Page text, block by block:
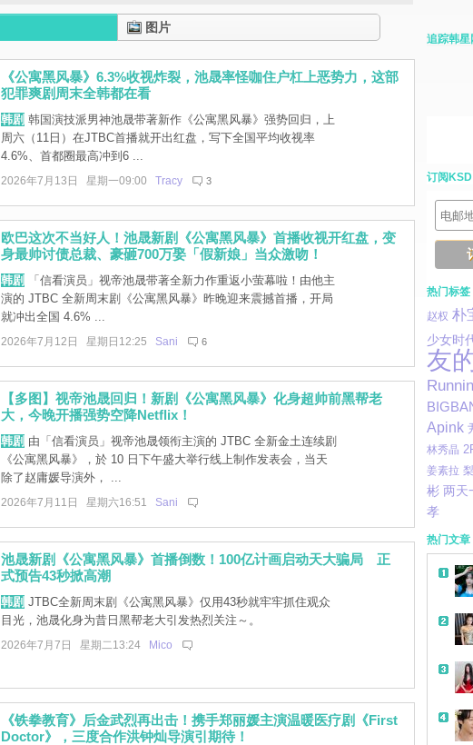
图片
《公寓黑风暴》6.3%收视炸裂，池晟率怪咖住户杠上恶势力，这部
犯罪爽剧周末全韩都在看
韩剧 韩国演技派男神池晟带著新作《公寓黑风暴》强势回归，上
周六（11日）在JTBC首播就开出红盘，写下全国平均收视率
4.6%、首都圈最高冲到6 ...
2026年7月13日 星期一09:00 Tracy 3
欧巴这次不当好人！池晟新剧《公寓黑风暴》首播收视开红盘，变
身最帅讨债总裁、豪砸700万娶「假新娘」当众激吻！
韩剧 「信看演员」视帝池晟带著全新力作重返小萤幕啦！由他主
演的 JTBC 全新周末剧《公寓黑风暴》昨晚迎来震撼首播，开局
就冲出全国 4.6% ...
2026年7月12日 星期日12:25 Sani 6
【多图】视帝池晟回归！新剧《公寓黑风暴》化身超帅前黑帮老
大，今晚开播强势空降Netflix！
韩剧 由「信看演员」视帝池晟领衔主演的 JTBC 全新金土连续剧
《公寓黑风暴》，於 10 日下午盛大举行线上制作发表会，当天
除了赵庸媛导演外， ...
2026年7月11日 星期六16:51 Sani
池晟新剧《公寓黑风暴》首播倒数！100亿计画启动天大骗局 正
式预告43秒掀高潮
韩剧 JTBC全新周末剧《公寓黑风暴》仅用43秒就牢牢抓住观众
目光，池晟化身为昔日黑帮老大引发热烈关注～。
2026年7月7日 星期二13:24 Mico
《铁拳教育》后金武烈再出击！携手郑丽媛主演温暖医疗剧《First
Doctor》，三度合作洪钟灿导演引期待！
追踪韩星
订阅KSD
热门标签
赵权 朴
少女时
友
Apink
林秀晶
姜素拉
彬 两天
孝
热门文章